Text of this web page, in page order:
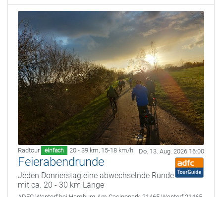
Radtour einfach 20 - 39 km, 15-18 km/h Do. 13. Aug. 2026 16:00
Feierabendrunde
Jeden Donnerstag eine abwechselnde Runde
mit ca. 20 - 30 km Länge